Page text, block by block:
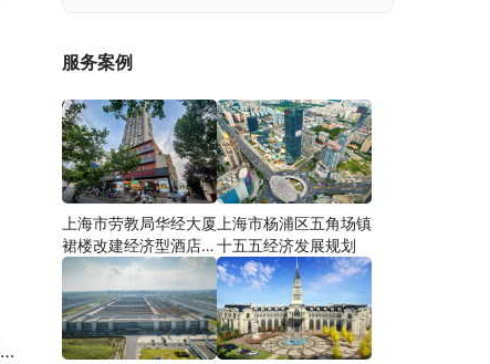
服务案例
上海市劳教局华经大厦
裙楼改建经济型酒店可
研
上海市杨浦区五角场镇
十五五经济发展规划